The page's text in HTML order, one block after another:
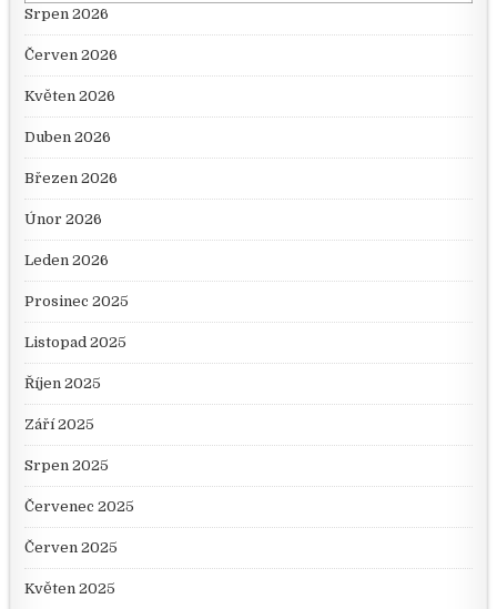
Srpen 2026
Červen 2026
Květen 2026
Duben 2026
Březen 2026
Únor 2026
Leden 2026
Prosinec 2025
Listopad 2025
Říjen 2025
Září 2025
Srpen 2025
Červenec 2025
Červen 2025
Květen 2025